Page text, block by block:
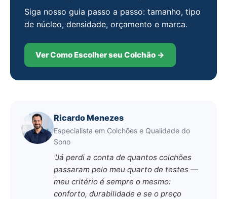
Siga nosso guia passo a passo: tamanho, tipo
de núcleo, densidade, orçamento e marca.
Ver Como Escolher seu Colchão →
Ricardo Menezes
Especialista em Colchões e Qualidade do
Sono
"Já perdi a conta de quantos colchões
passaram pelo meu quarto de testes —
meu critério é sempre o mesmo:
conforto, durabilidade e se o preço